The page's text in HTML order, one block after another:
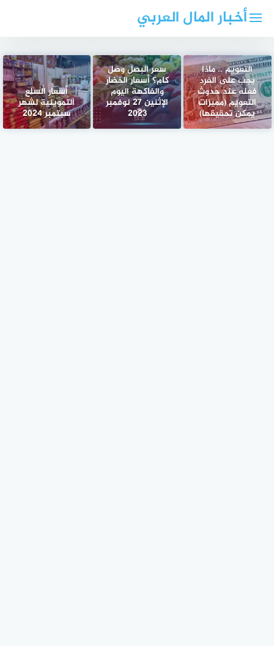
أخبار المال العربي
التعويم .. ماذا
يجب على الفرد
فعله عند حدوث
التعويم (مميزات
يمكن تحقيقها)
سعر البصل وصل
كام؟ أسعار الخضار
والفاكهة اليوم
الإثنين 27 نوفمبر
2023
أسعار السلع
التموينية لشهر
سبتمبر 2024